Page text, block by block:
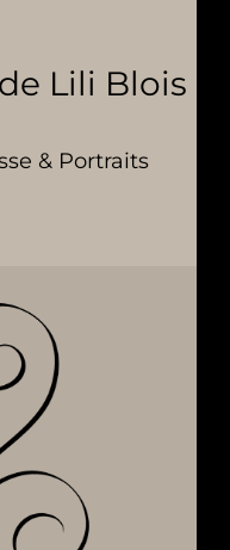
Lili Blois
& Portraits